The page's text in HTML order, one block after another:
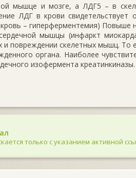
мышце и мозге, а ЛДГ5 – в
ЛДГ в крови свидетельствует
– гиперферментемия) Повыше
мышцы (инфаркт
и повреждении скелетных мышц.
органа. Наиболее
изофермента креатинкиназы.
только с указанием активной